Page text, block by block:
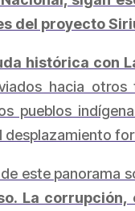
del proyecto
histórica con
hacia
pueblos
desplazamiento
este panorama
La